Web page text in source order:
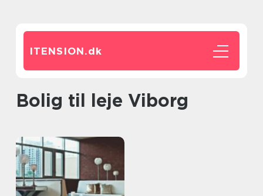
ITENSION.dk
bolig til leje Viborg